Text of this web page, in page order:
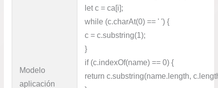
Modelo
aplicación
let c = ca[i];
while (c.charAt(0) == ' ') {
c = c.substring(1);
}
if (c.indexOf(name) == 0) {
return c.substring(name.length,